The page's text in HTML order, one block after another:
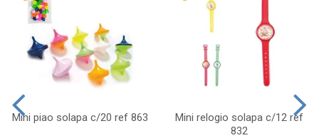
Mini piao solapa c/20 ref 863
Mini relogio solapa c/12 ref
832